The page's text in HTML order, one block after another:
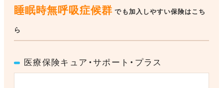
睡眠時無呼吸症候群 でも加入しやすい保険はこち
ら
医療保険キュア・サポート・プラス